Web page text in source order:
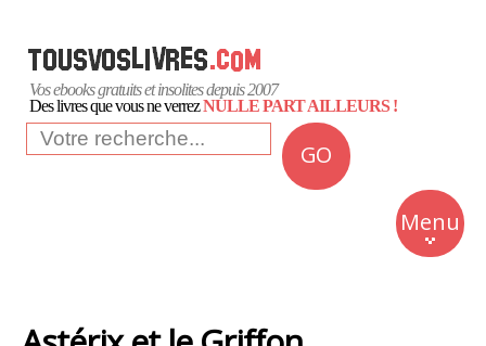
Vos ebooks gratuits et insolites depuis 2007
Des livres que vous ne verrezNULLE PART AILLEURS !
GO
Menu
Insolite
Business